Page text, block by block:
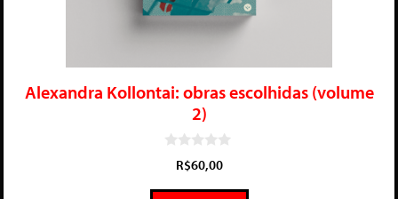
Alexandra Kollontai: obras escolhidas (volume
2)
5
R$60,00